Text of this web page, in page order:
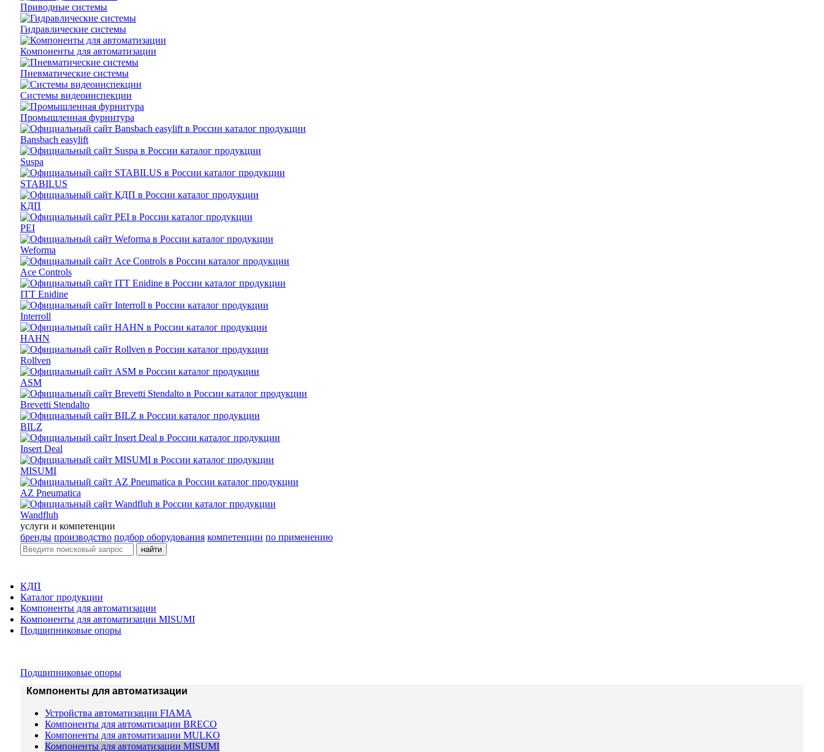
Приводные системы
Гидравлические системы
Компоненты для автоматизации
Пневматические системы
Системы видеоинспекции
Промышленная фурнитура
Bansbach easylift
Suspa
STABILUS
КДП
PEI
Weforma
Ace Controls
ITT Enidine
Interroll
HAHN
Rollven
ASM
Brevetti Stendalto
BILZ
Insert Deal
MISUMI
AZ Pneumatica
Wandfluh
услуги и компетенции
бренды производство подбор оборудования компетенции по применению
найти
КДП
Каталог продукции
Компоненты для автоматизации
Компоненты для автоматизации MISUMI
Подшипниковые опоры
Подшипниковые опоры
Компоненты для автоматизации
Устройства автоматизации FIAMA
Компоненты для автоматизации BRECO
Компоненты для автоматизации MULKO
Компоненты для автоматизации MISUMI